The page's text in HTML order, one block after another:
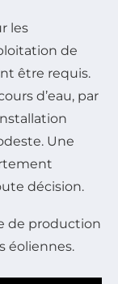
les
de
être requis.
d’eau, par
Une
décision.
de production
éoliennes.